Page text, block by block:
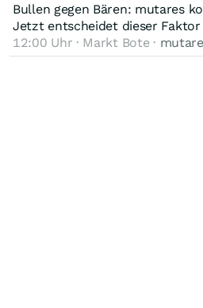
Bullen gegen Bären: mutares
Jetzt entscheidet dieser Faktor
12:00 Uhr · Markt Bote ·